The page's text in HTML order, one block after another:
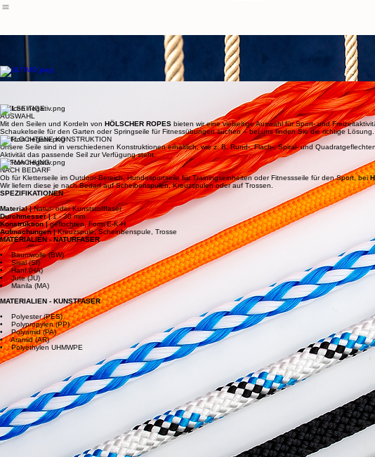
Wir bieten Ihnen unser großes Sortiment an Kordeln und Seilen in den verschiedensten Konstruktionen an, wie z.
Diese lassen sich den jeweiligen Anwendungszwecken und Einsatzgebieten optimal anpassen. Auch hier
Es besticht durch eine außergewöhnlich breite Farbpalette und perfekt abgestimmte Designs, die Ihren Produkten
JHL NATURFASERSEILE
JHL KUNSTFASERSEILE
Gute Gründe für JHL SPORT UND FREIZEIT-SEILE
VIELSEITIGE
AUSWAHL
Mit den Seilen und Kordeln vonHÖLSCHER ROPESbieten wir eine vielseitige Auswahl für Sport- und
Schaukelseile für den Garten oder Springseile für Fitnessübungen suchen – bei uns finden Sie die richtige Lösung.
GEFLOCHTENE KONSTRUKTION
Unsere Seile sind in verschiedenen Konstruktionen erhältlich, wie z. B. Rund-, Flach-, Spiral- und
Aktivität das passende Seil zur Verfügung steht.
AUFMACHUNG
NACH BEDARF
Ob für Kletterseile im Outdoor-Bereich, Hundesportseile für Trainingseinheiten oder Fitnessseile für den Sport, bei
Wir liefern diese je nach Bedarf auf Scheibenspulen, Kreuzspulen oder auf Trossen.
SPEZIFIKATIONEN
Material |Natur- oder Kunststofffaser
Durchmesser |1 - 30 mm
Konstruktion |geflochten, Form E-K-H
Aufmachungen |Kreuzspule, Scheinbenspule, Trosse
MATERIALIEN - NATURFASER
• Baumwolle (BW)
• Sisal (SI)
• Hanf (HA)
• Jute (JU)
• Manila (MA)
MATERIALIEN - KUNSTFASER
• Polyester (PES)
• Polypropylen (PP)
• Polyamid (PA)
• Aramid (AR)
• Polyethylen UHMWPE